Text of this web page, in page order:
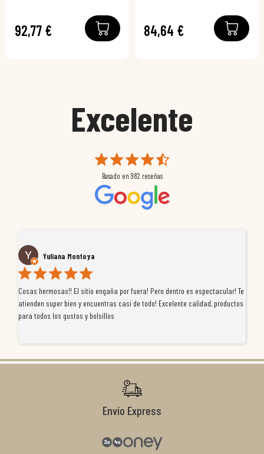
92,77 € 84,64 €
Excelente
Basado en 982 reseñas
Yuliana Montoya
Cosas hermosas!! El sitio engaña por fuera! Pero dentro es espectacular! Te
atienden super bien y encuentras casi de todo! Excelente calidad, productos
para todos los gustos y bolsillos
Envío Express